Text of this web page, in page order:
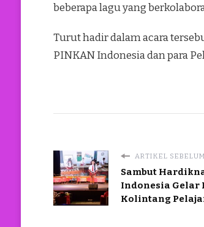
beberapa lagu yang
Turut hadir dalam acara
PINKAN Indonesia dan para
ARTIKEL
Sambut
Indonesia Gelar
Kolintang